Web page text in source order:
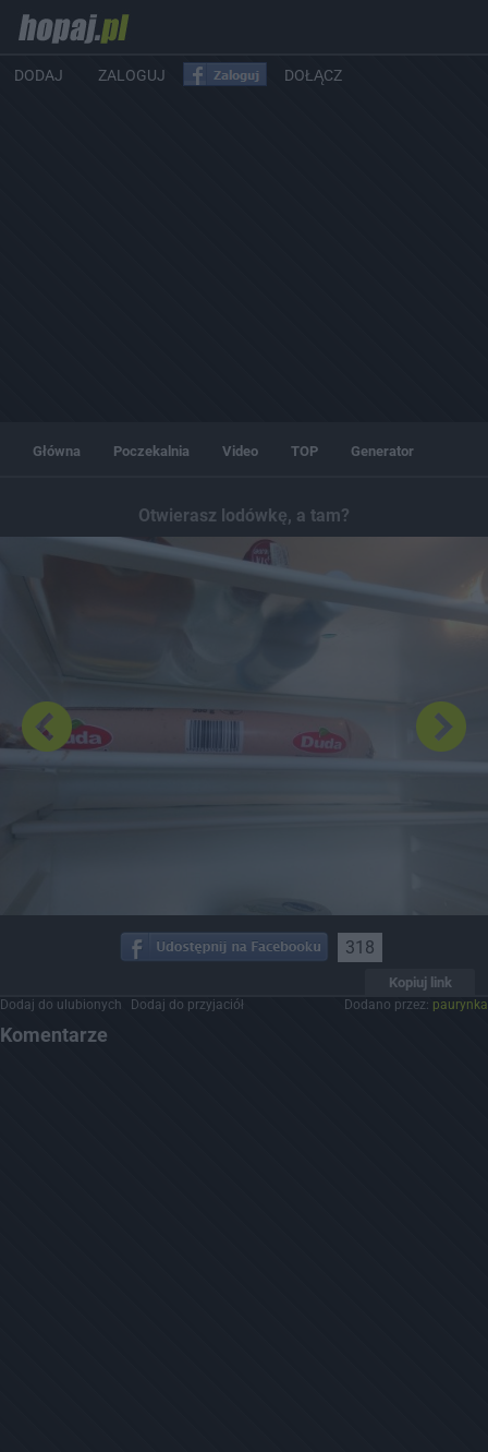
DODAJ ZALOGUJ DOŁĄCZ
Główna Poczekalnia Video TOP Generator
Otwierasz lodówkę, a tam?
318
Kopiuj link
Dodaj do ulubionych Dodaj do przyjaciół Dodano przez: paurynka
Komentarze